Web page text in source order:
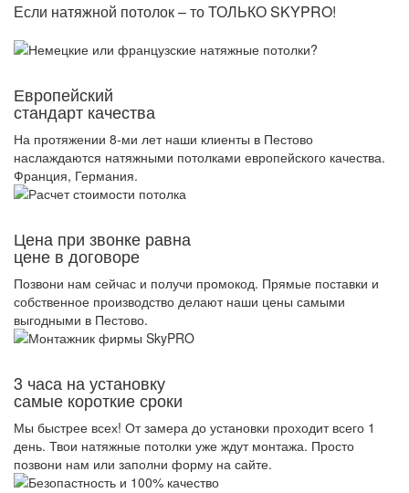
Если натяжной потолок – то ТОЛЬКО SKYPRO!
Европейский
стандарт качества
На протяжении 8-ми лет наши клиенты в Пестово
наслаждаются натяжными потолками европейского качества.
Франция, Германия.
Цена при звонке равна
цене в договоре
Позвони нам сейчас и получи промокод. Прямые поставки и
собственное производство делают наши цены самыми
выгодными в Пестово.
3 часа на установку
самые короткие сроки
Мы быстрее всех! От замера до установки проходит всего 1
день. Твои натяжные потолки уже ждут монтажа. Просто
позвони нам или заполни форму на сайте.